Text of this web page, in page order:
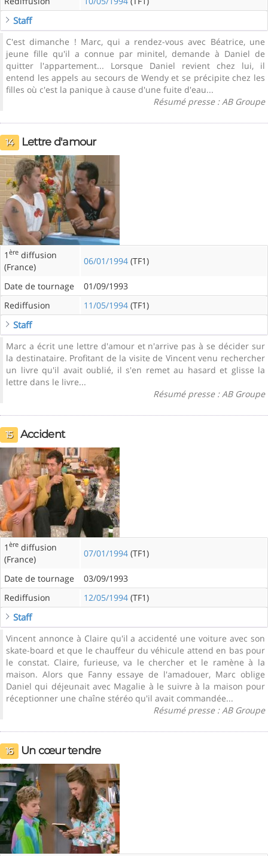
Staff
C'est dimanche ! Marc, qui a rendez-vous avec Béatrice, une
jeune fille qu'il a connue par minitel, demande à Daniel de
quitter l'appartement... Lorsque Daniel revient chez lui, il
entend les appels au secours de Wendy et se précipite chez les
filles où c'est la panique à cause d'une fuite d'eau...
Résumé presse : AB Groupe
14 Lettre d'amour
1 ère diffusion
(France)
06/01/1994 (TF1)
Date de tournage
01/09/1993
Rediffusion
11/05/1994 (TF1)
Staff
Marc a écrit une lettre d'amour et n'arrive pas à se décider sur
la destinataire. Profitant de la visite de Vincent venu rechercher
un livre qu'il avait oublié, il s'en remet au hasard et glisse la
lettre dans le livre...
Résumé presse : AB Groupe
15 Accident
1 ère diffusion
(France)
07/01/1994 (TF1)
Date de tournage
03/09/1993
Rediffusion
12/05/1994 (TF1)
Staff
Vincent annonce à Claire qu'il a accidenté une voiture avec son
skate-board et que le chauffeur du véhicule attend en bas pour
le constat. Claire, furieuse, va le chercher et le ramène à la
maison. Alors que Fanny essaye de l'amadouer, Marc oblige
Daniel qui déjeunait avec Magalie à le suivre à la maison pour
réceptionner une chaîne stéréo qu'il avait commandée...
Résumé presse : AB Groupe
16 Un cœur tendre